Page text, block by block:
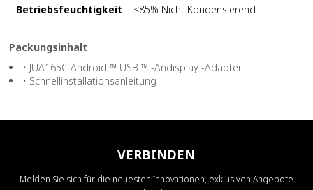
Betriebsfeuchtigkeit <85% Nicht Kondensierend
Packungsinhalt
• JUA165C Android ™ USB ™ -Andisplay -Adapter
• Schnellinstallationsanleitung
VERBINDEN
Melden Sie sich für die neuesten Innovationen, exklusiven Angebote